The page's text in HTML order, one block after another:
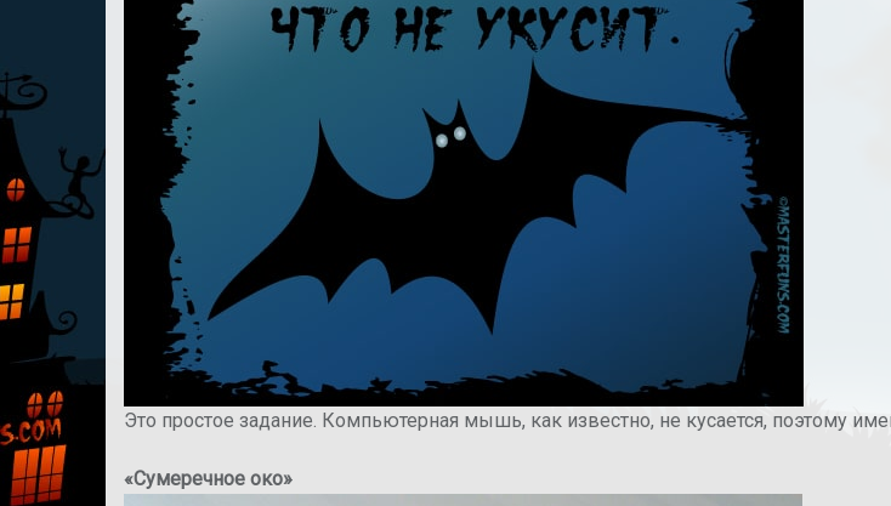
Это простое задание. Компьютерная мышь, как известно, не кусается, поэтому
«Сумеречное око»